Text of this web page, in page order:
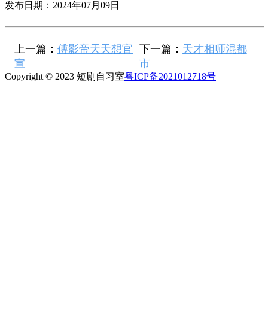
发布日期：2024年07月09日
上一篇： 傅影帝天天想官
宣
下一篇： 天才相师混都
市
Copyright © 2023 短剧自习室粤ICP备2021012718号